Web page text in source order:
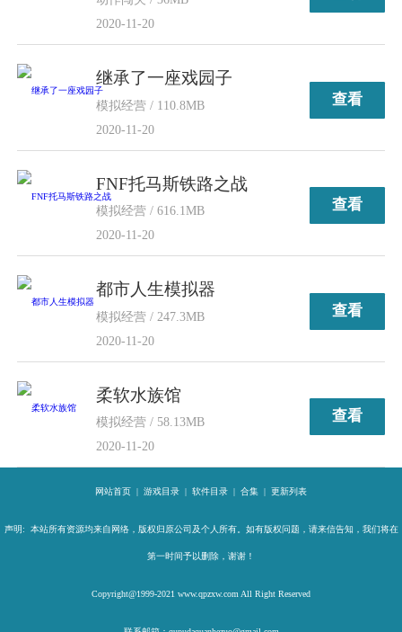
2020-11-20
继承了一座戏园子
模拟经营 / 110.8MB
2020-11-20
查看
FNF托马斯铁路之战
模拟经营 / 616.1MB
2020-11-20
查看
都市人生模拟器
模拟经营 / 247.3MB
2020-11-20
查看
柔软水族馆
模拟经营 / 58.13MB
2020-11-20
查看
网站首页 | 游戏目录 | 软件目录 | 合集 | 更新列表
声明: 本站所有资源均来自网络，版权归原公司及个人所有。如有版权问题，请来信告知，我们将在
第一时间予以删除，谢谢！
Copyright@1999-2021 www.qpzxw.com All Right Reserved